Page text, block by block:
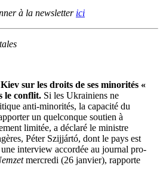
à la newsletter ici
sur les droits de ses minorités «
le conflit. Si les Ukrainiens ne
anti-minorités, la capacité du
un quelconque soutien à
limitée, a déclaré le ministre
Péter Szijjártó, dont le pays est
interview accordée au journal pro-
mercredi (26 janvier), rapporte